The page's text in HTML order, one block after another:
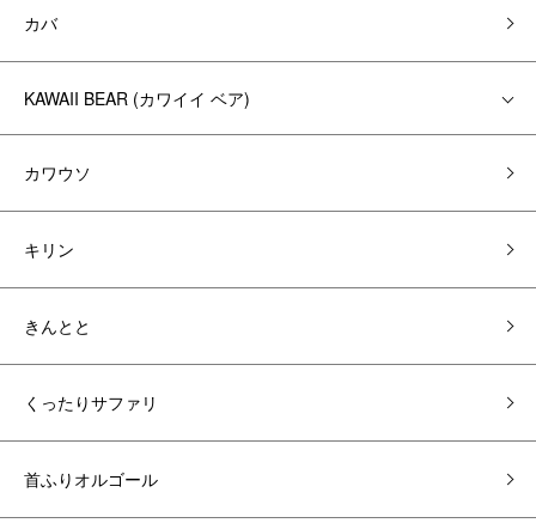
カバ
KAWAII BEAR (カワイイ ベア)
カワウソ
キリン
きんとと
くったりサファリ
首ふりオルゴール